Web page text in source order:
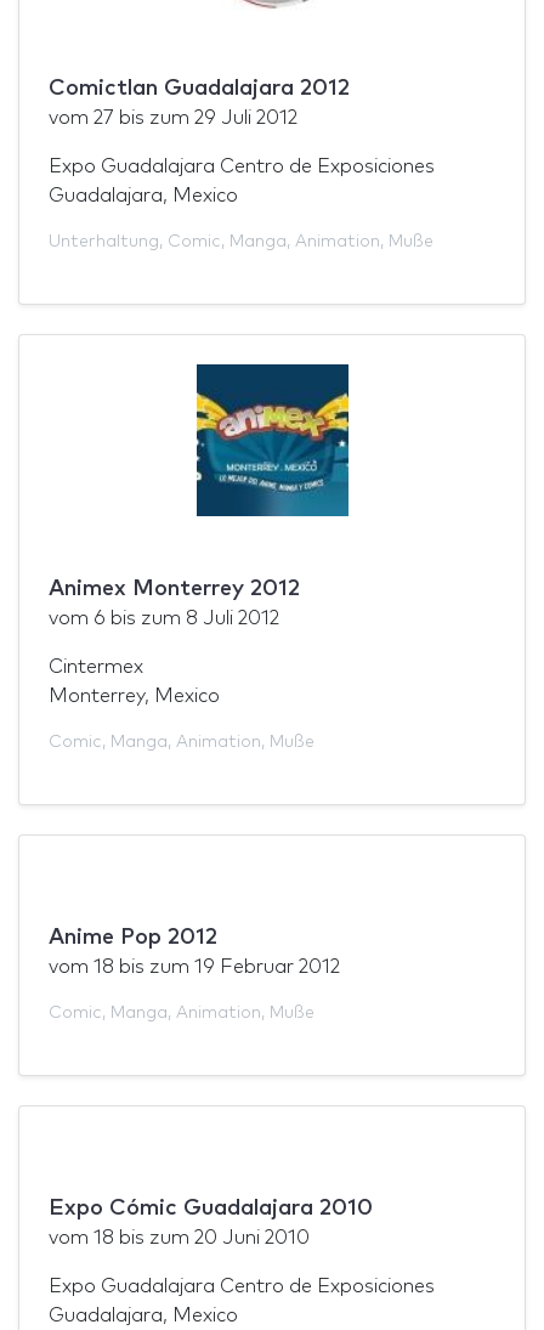
Comictlan Guadalajara 2012
vom 27 bis zum 29 Juli 2012
Expo Guadalajara Centro de Exposiciones
Guadalajara, Mexico
Unterhaltung, Comic, Manga, Animation, Muße
Animex Monterrey 2012
vom 6 bis zum 8 Juli 2012
Cintermex
Monterrey, Mexico
Comic, Manga, Animation, Muße
Anime Pop 2012
vom 18 bis zum 19 Februar 2012
Comic, Manga, Animation, Muße
Expo Cómic Guadalajara 2010
vom 18 bis zum 20 Juni 2010
Expo Guadalajara Centro de Exposiciones
Guadalajara, Mexico